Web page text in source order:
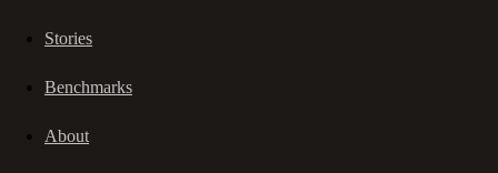
Stories
Benchmarks
About